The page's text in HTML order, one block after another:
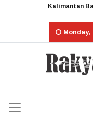
Kalimantan
Monday,